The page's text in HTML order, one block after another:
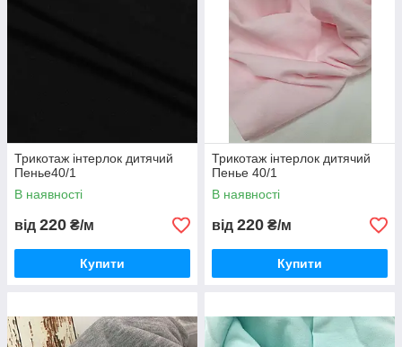
Трикотаж інтерлок дитячий
Пенье40/1
В наявності
від 220 ₴/м
Купити
Трикотаж інтерлок дитячий
Пенье 40/1
В наявності
від 220 ₴/м
Купити